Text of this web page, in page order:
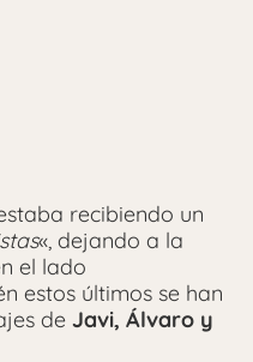
recibiendo un
«, dejando a la
el lado
estos últimos se han
de Javi, Álvaro y